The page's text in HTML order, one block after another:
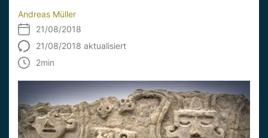
Andreas Müller
21/08/2018
21/08/2018 aktualisiert
2min